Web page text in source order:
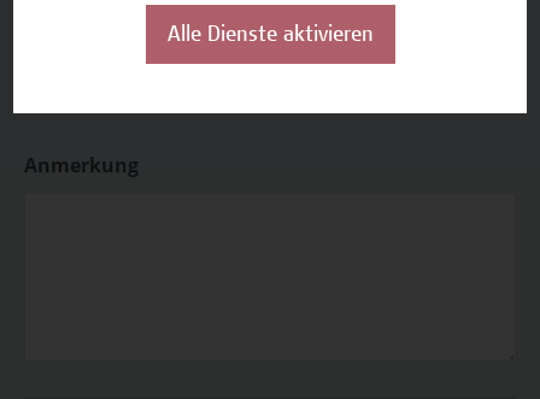
Anmerkung
Alle Dienste aktivieren